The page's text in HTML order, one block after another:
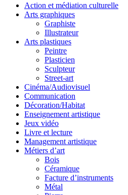
Action et médiation culturelle
Arts graphiques
Graphiste
Illustrateur
Arts plastiques
Peintre
Plasticien
Sculpteur
Street-art
Cinéma/Audiovisuel
Communication
Décoration/Habitat
Enseignement artistique
Jeux vidéo
Livre et lecture
Management artistique
Métiers d’art
Bois
Céramique
Facture d’instruments
Métal